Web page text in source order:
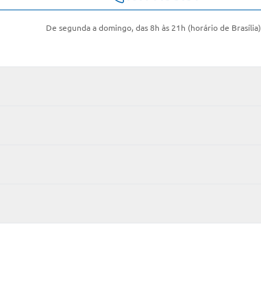
De segunda a domingo, das 8h às 21h (horário de Brasília)